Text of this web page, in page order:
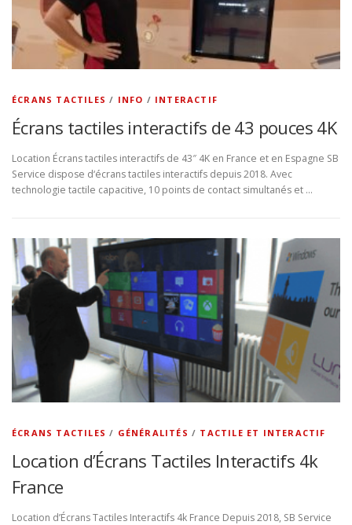
ÉCRANS TACTILES / INFO / INTERACTIF
Écrans tactiles interactifs de 43 pouces 4K
Location Écrans tactiles interactifs de 43″ 4K en France et en Espagne SB
Service dispose d‘écrans tactiles interactifs depuis 2018. Avec
technologie tactile capacitive, 10 points de contact simultanés et …
ÉCRANS TACTILES / GÉNÉRALITÉS / TACTILE ET INTERACTIF
Location d’Écrans Tactiles Interactifs 4k
France
Location d’Écrans Tactiles Interactifs 4k France Depuis 2018, SB Service